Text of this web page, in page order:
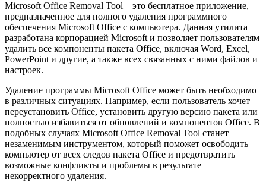
Microsoft Office Removal Tool – это бесплатное приложение,
предназначенное для полного удаления программного
обеспечения Microsoft Office с компьютера. Данная утилита
разработана корпорацией Microsoft и позволяет пользователям
удалить все компоненты пакета Office, включая Word, Excel,
PowerPoint и другие, а также всех связанных с ними файлов и
настроек.
Удаление программы Microsoft Office может быть необходимо
в различных ситуациях. Например, если пользователь хочет
переустановить Office, установить другую версию пакета или
полностью избавиться от обновлений и компонентов Office. В
подобных случаях Microsoft Office Removal Tool станет
незаменимым инструментом, который поможет освободить
компьютер от всех следов пакета Office и предотвратить
возможные конфликты и проблемы в результате
некорректного удаления.